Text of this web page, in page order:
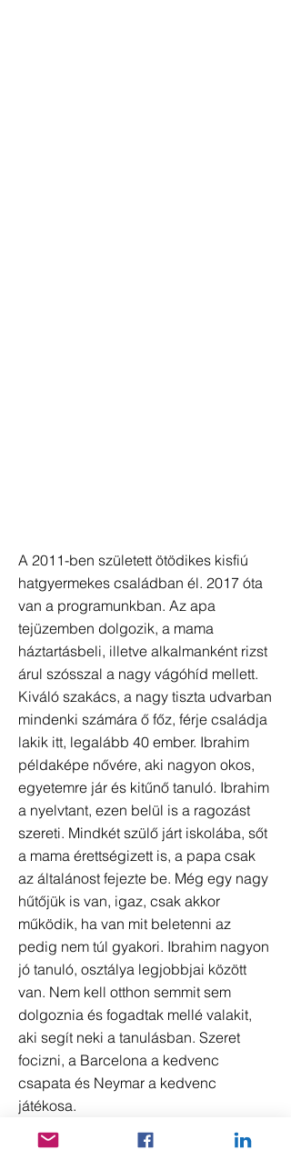
A 2011-ben született ötödikes kisfiú
hatgyermekes családban él. 2017 óta
van a programunkban. Az apa
tejüzemben dolgozik, a mama
háztartásbeli, illetve alkalmanként rizst
árul szósszal a nagy vágóhíd mellett.
Kiváló szakács, a nagy tiszta udvarban
mindenki számára ő főz, férje családja
lakik itt, legalább 40 ember. Ibrahim
példaképe nővére, aki nagyon okos,
egyetemre jár és kitűnő tanuló. Ibrahim
a nyelvtant, ezen belül is a ragozást
szereti. Mindkét szülő járt iskolába, sőt
a mama érettségizett is, a papa csak
az általánost fejezte be. Még egy nagy
hűtőjük is van, igaz, csak akkor
működik, ha van mit beletenni az
pedig nem túl gyakori. Ibrahim nagyon
jó tanuló, osztálya legjobbjai között
van. Nem kell otthon semmit sem
dolgoznia és fogadtak mellé valakit,
aki segít neki a tanulásban. Szeret
focizni, a Barcelona a kedvenc
csapata és Neymar a kedvenc
játékosa.